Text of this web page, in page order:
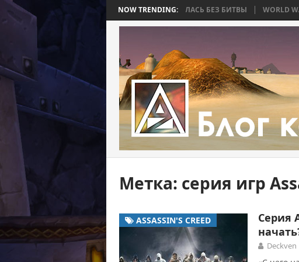
NOW TRENDING:
BEE 2. ЧАСТЬ 4: ВОЙНА, КОТОРАЯ ЗАКОНЧИЛАСЬ БЕЗ БИТВЫ WORLD WAR
Метка: серия игр
ASSASSIN'S CREED
Серия
Deckven